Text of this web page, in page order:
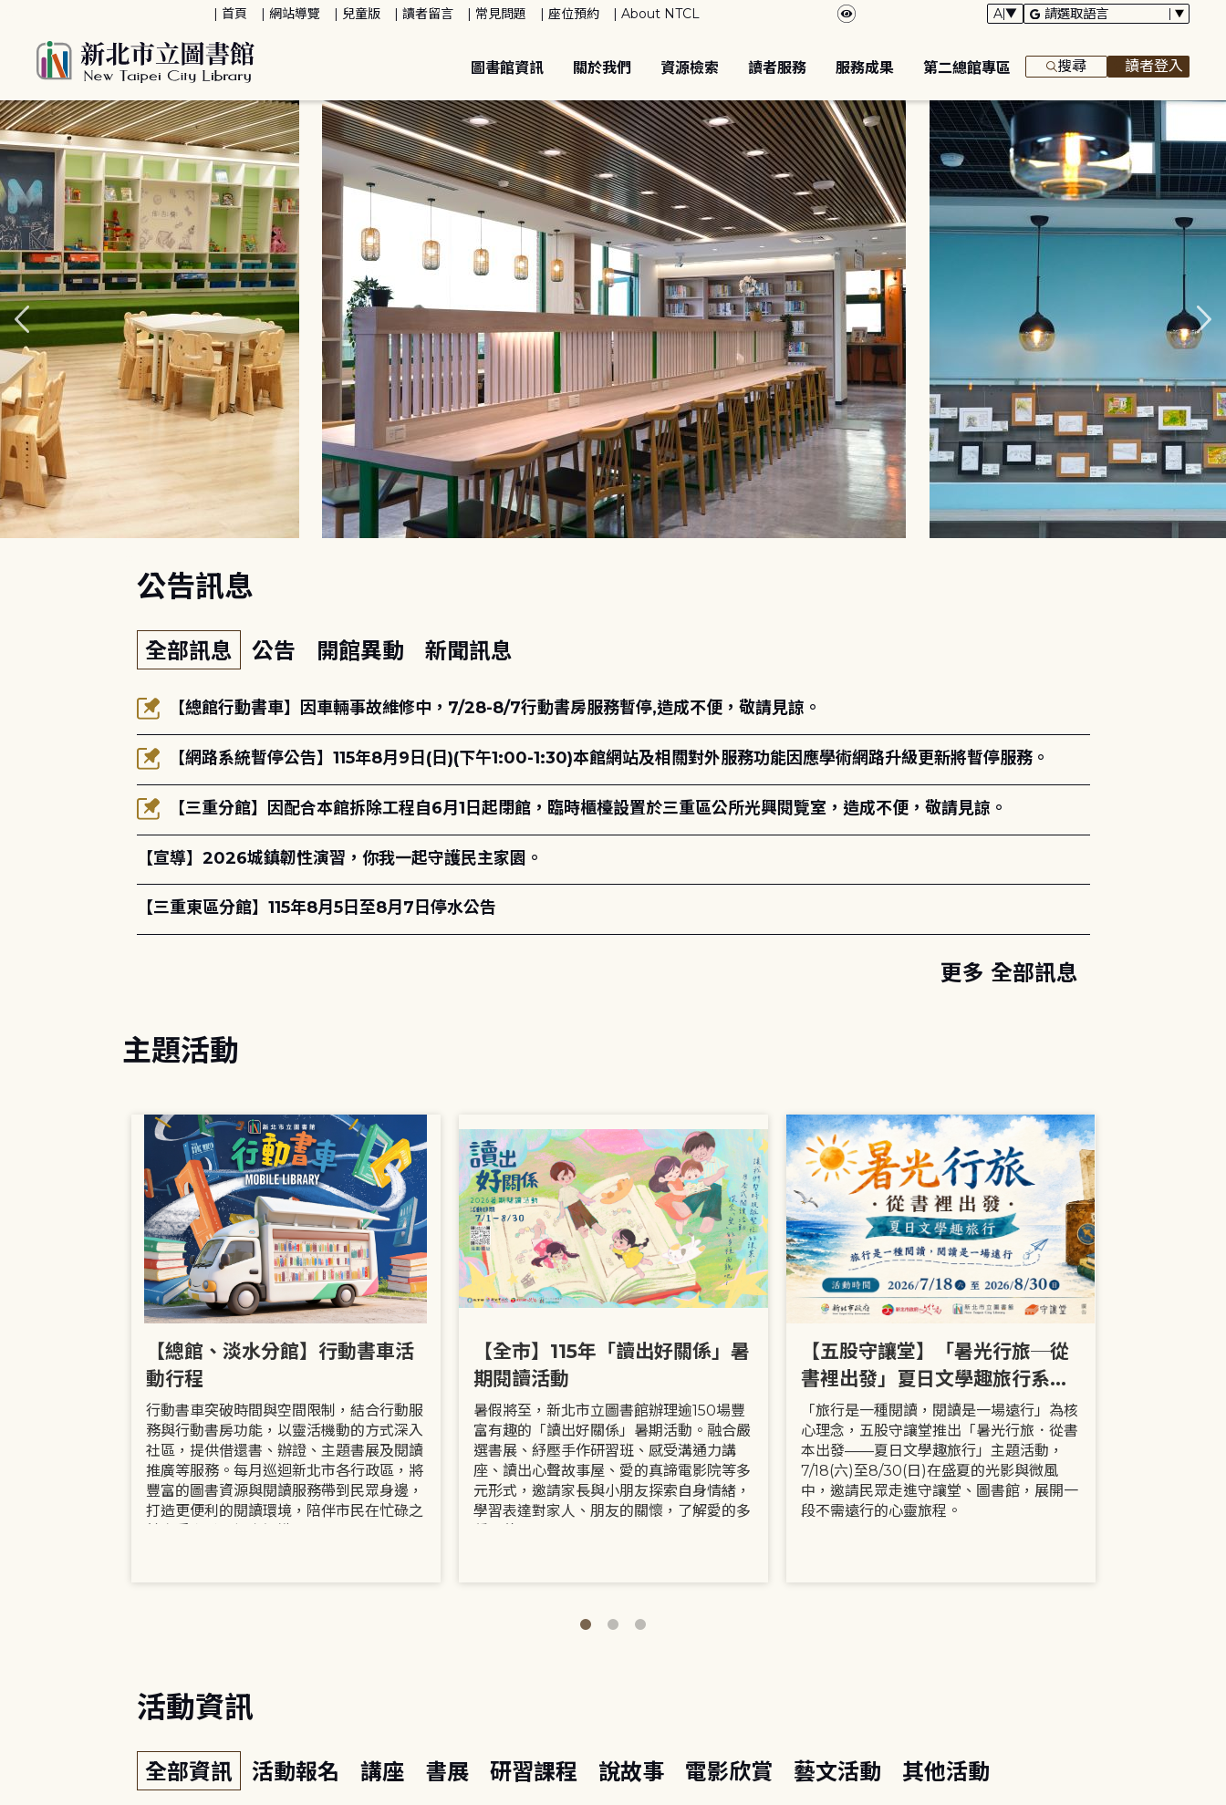
首頁 網站導覽 兒童版 讀者留言 常見問題 座位預約 About NTCL
圖書館資訊 關於我們 資源檢索 讀者服務 服務成果 第二總館專區 搜尋 讀者登入
公告訊息
全部訊息 公告 開館異動 新聞訊息
【總館行動書車】因車輛事故維修中，7/28-8/7行動書房服務暫停,造成不便，敬請見諒。
【網路系統暫停公告】115年8月9日(日)(下午1:00-1:30)本館網站及相關對外服務功能因應學術網路升級更新將暫停服務。
【三重分館】因配合本館拆除工程自6月1日起閉館，臨時櫃檯設置於三重區公所光興閱覽室，造成不便，敬請見諒。
【宣導】2026城鎮韌性演習，你我一起守護民主家園。
【三重東區分館】115年8月5日至8月7日停水公告
更多 全部訊息
主題活動
【總館、淡水分館】行動書車活
動行程
行動書車突破時間與空間限制，結合行動服
務與行動書房功能，以靈活機動的方式深入
社區，提供借還書、辦證、主題書展及閱讀
推廣等服務。每月巡迴新北市各行政區，將
豐富的圖書資源與閱讀服務帶到民眾身邊，
打造更便利的閱讀環境，陪伴市民在忙碌之
【全市】115年「讀出好關係」暑
期閱讀活動
暑假將至，新北市立圖書館辦理逾150場豐
富有趣的「讀出好關係」暑期活動。融合嚴
選書展、紓壓手作研習班、感受溝通力講
座、讀出心聲故事屋、愛的真諦電影院等多
元形式，邀請家長與小朋友探索自身情緒，
學習表達對家人、朋友的關懷，了解愛的多
【五股守讓堂】「暑光行旅─從
書裡出發」夏日文學趣旅行系列
活動
「旅行是一種閱讀，閱讀是一場遠行」為核
心理念，五股守讓堂推出「暑光行旅．從書
本出發——夏日文學趣旅行」主題活動，
7/18(六)至8/30(日)在盛夏的光影與微風
中，邀請民眾走進守讓堂、圖書館，展開一
段不需遠行的心靈旅程。
活動資訊
全部資訊 活動報名 講座 書展 研習課程 說故事 電影欣賞 藝文活動 其他活動